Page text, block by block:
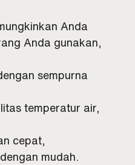
Anda
Anda gunakan,
sempurna
temperatur air,
cepat,
mudah.